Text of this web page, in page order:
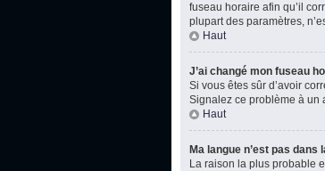
fuseau horaire afin qu’il
plupart des paramètres,
Haut
J’ai changé mon fuseau
Si vous êtes sûr d’avoir
Signalez ce problème à un
Haut
Ma langue n’est pas dans
La raison la plus probable